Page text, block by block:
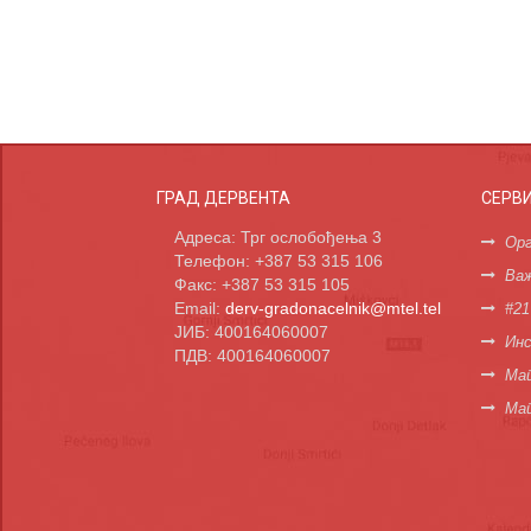
ГРАД ДЕРВЕНТА
Адреса: Трг ослобођења 3
Телефон: +387 53 315 106
Факс: +387 53 315 105
Email: derv-gradonacelnik@mtel.tel
ЈИБ: 400164060007
ПДВ: 400164060007